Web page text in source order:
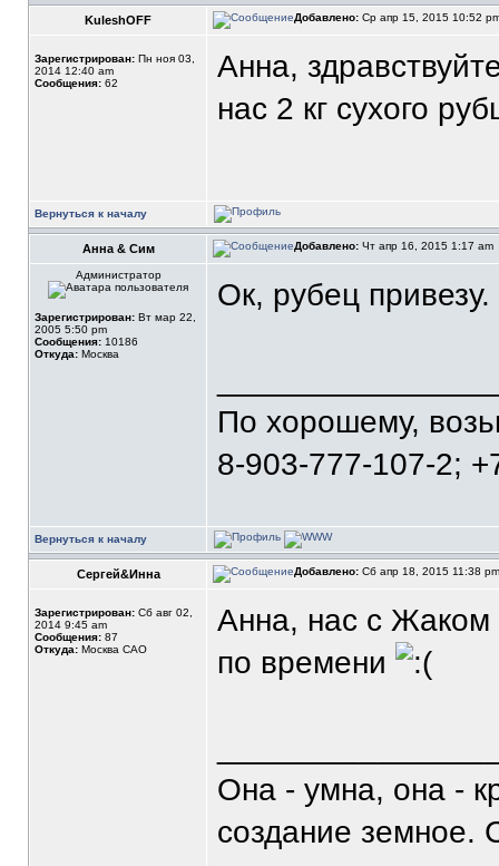
KuleshOFF Добавлено: Ср апр 15, 2015 10:52
Зарегистрирован: Пн ноя 03,
2014 12:40 am
Сообщения: 62
Анна,
нас 2 кг сухого
Вернуться к началу
Анна & Сим Добавлено: Чт апр 16, 2015 1:17 am
Администратор
Зарегистрирован: Вт мар 22,
2005 5:50 pm
Сообщения: 10186
Откуда: Москва
Ок, рубец привезу.
По хорошему,
8-903-777-107-2;
Вернуться к началу
Сергей&Инна Добавлено: Сб апр 18, 2015 11:38
Зарегистрирован: Сб авг 02,
2014 9:45 am
Сообщения: 87
Откуда: Москва САО
Анна, нас с Жаком
по времени
Она - умна, она -
создание земное.